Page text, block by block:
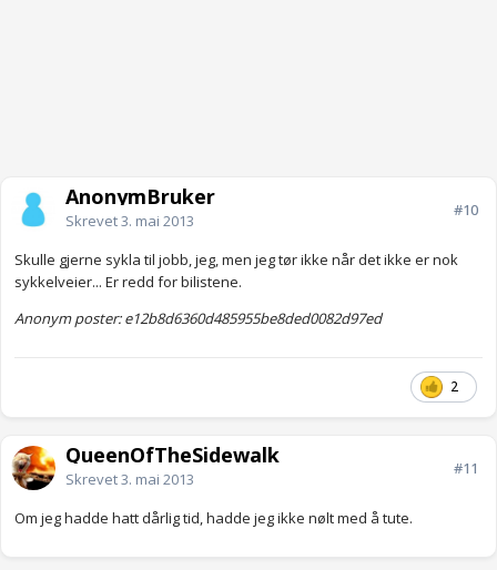
AnonymBruker
Skrevet3. mai 2013
#10
Skulle gjerne sykla til jobb, jeg, men jeg tør ikke når det ikke er nok
sykkelveier... Er redd for bilistene.
Anonym poster: e12b8d6360d485955be8ded0082d97ed
2
QueenOfTheSidewalk
Skrevet3. mai 2013
#11
Om jeg hadde hatt dårlig tid, hadde jeg ikke nølt med å tute.